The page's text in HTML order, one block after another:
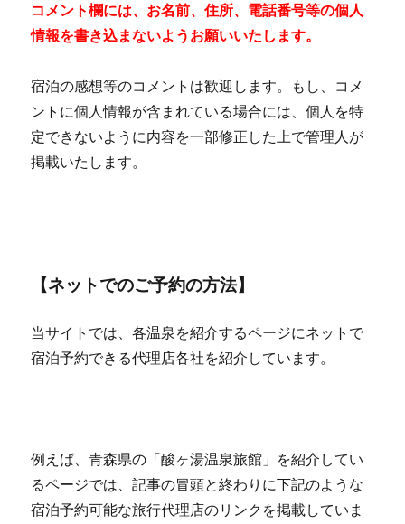
コメント欄には、お名前、住所、電話番号等の個人
情報を書き込まないようお願いいたします。
宿泊の感想等のコメントは歓迎します。もし、コメ
ントに個人情報が含まれている場合には、個人を特
定できないように内容を一部修正した上で管理人が
掲載いたします。
【ネットでのご予約の方法】
当サイトでは、各温泉を紹介するページにネットで
宿泊予約できる代理店各社を紹介しています。
例えば、青森県の「酸ヶ湯温泉旅館」を紹介してい
るページでは、記事の冒頭と終わりに下記のような
宿泊予約可能な旅行代理店のリンクを掲載していま